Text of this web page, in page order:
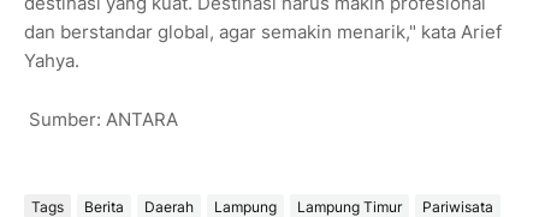
dan berstandar global, agar semakin menarik," kata Arief
Yahya.
Sumber: ANTARA
Tags Berita Daerah Lampung Lampung Timur Pariwisata